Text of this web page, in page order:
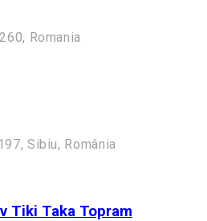
Romania
Sibiu, România
Tiki Taka Topram